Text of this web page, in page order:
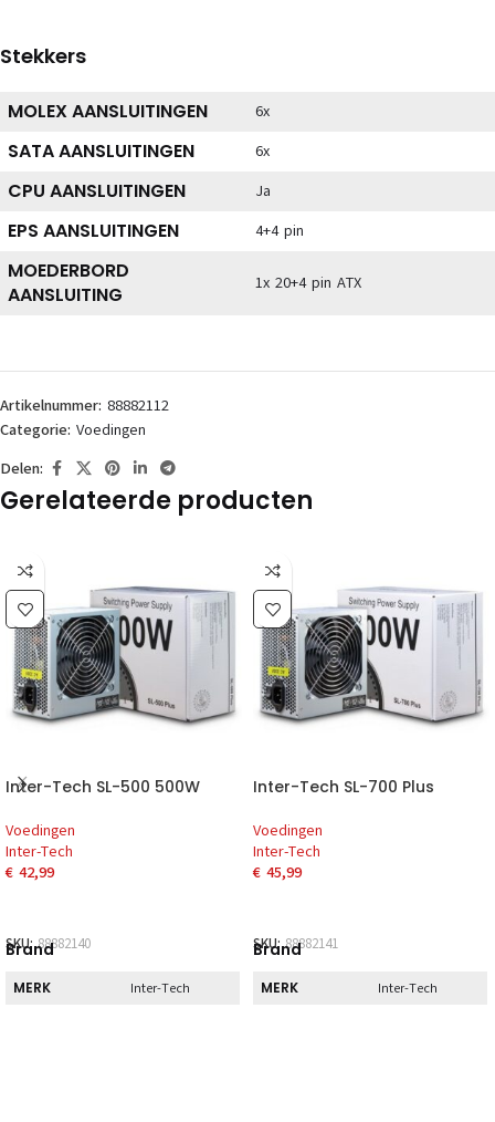
Stekkers
MOLEX AANSLUITINGEN 6x
SATA AANSLUITINGEN 6x
CPU AANSLUITINGEN Ja
EPS AANSLUITINGEN 4+4 pin
MOEDERBORD
AANSLUITING
1x 20+4 pin ATX
Artikelnummer: 88882112
Categorie: Voedingen
Delen:
Gerelateerde producten
Inter-Tech SL-500 500W
Voedingen
Inter-Tech
€ 42,99
SKU:88882140
Brand
MERK Inter-Tech
Inter-Tech SL-700 Plus
Voedingen
Inter-Tech
€ 45,99
SKU:88882141
Brand
MERK Inter-Tech